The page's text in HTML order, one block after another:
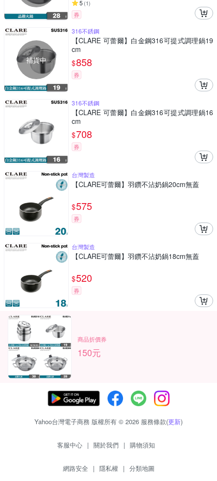
5 (1)
券
補貨中
316不銹鋼
【CLARE 可蕾爾】白金鋼316可提式調理鍋19
cm
$858
券
316不銹鋼
【CLARE 可蕾爾】白金鋼316可提式調理鍋16
cm
$708
券
台灣製造
【CLARE可蕾爾】羽鑽不沾奶鍋20cm無蓋
$575
券
台灣製造
【CLARE可蕾爾】羽鑽不沾奶鍋18cm無蓋
$520
券
商品折價券
150元
Yahoo台灣電子商務 版權所有 © 2026 服務條款(更新)
客服中心 | 關於我們 | 購物須知
網路安全 | 隱私權 | 分類地圖